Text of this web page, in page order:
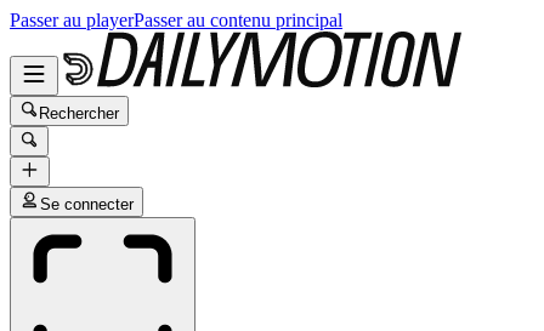
Passer au playerPasser au contenu principal
Rechercher
Se connecter